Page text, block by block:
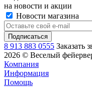
на новости и акции
Новости магазина
8 913 883 0555 Заказать
2026 © Веселый
Компания
Информация
Помощь